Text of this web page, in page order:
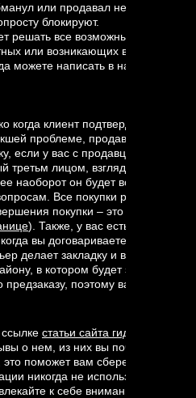
или продавал не то
блокируют.
решать все возможные
или возникающих вопросов. Не
можете написать в нашу
когда клиент подтвердит, что он
проблеме, продавец в
если у вас с продавцом не
третьм лицом, взглядом со
наоборот он будет всячески вам
Все покупки работают
покупки – это пополнить
). Также, у вас есть такая
вы договариваетесь с
делает закладку и вам
в котором будет закладка,
поэтому вам не о чем
статьи сайта гидра
о нем, из них вы почти всегда
это поможет вам сберечь ваши
никогда не используйте логин
к себе внимание – ваша